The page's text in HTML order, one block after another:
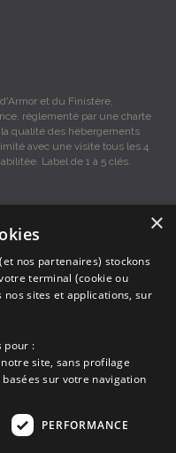
et du Finistère,
réglementé par une charte
qualité des hébergements
avec une visite tous les 4
Label de 1 à 5 clés.
site Armor-vacances sont sous
sont indicatives et non
copyright Armor-vacances.
touche aucune commission
d'hébergements de
annonces de location DE
devez obtenir du
×
nos partenaires) stockons
terminal (cookie ou
sites et applications, sur
pour :
site, sans profilage
sur votre navigation
PERFORMANCE